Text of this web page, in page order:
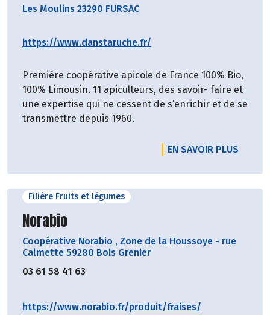
Les Moulins 23290 FURSAC
https://www.danstaruche.fr/
Première coopérative apicole de France 100% Bio,
100% Limousin. 11 apiculteurs, des savoir- faire et
une expertise qui ne cessent de s’enrichir et de se
transmettre depuis 1960.
EN SAVOIR PLUS
Filière Fruits et légumes
Découvrir le producteur
Norabio
Coopérative Norabio , Zone de la Houssoye - rue
Calmette 59280 Bois Grenier
03 61 58 41 63
https://www.norabio.fr/produit/fraises/